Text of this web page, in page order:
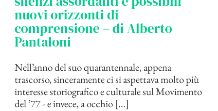
nuovi orizzonti di
comprensione – di Alberto
Pantaloni
Nell’anno del suo quarantennale, appena
trascorso, sinceramente ci si aspettava molto più
interesse storiografico e culturale sul Movimento
del ’77 - e invece, a occhio [...]